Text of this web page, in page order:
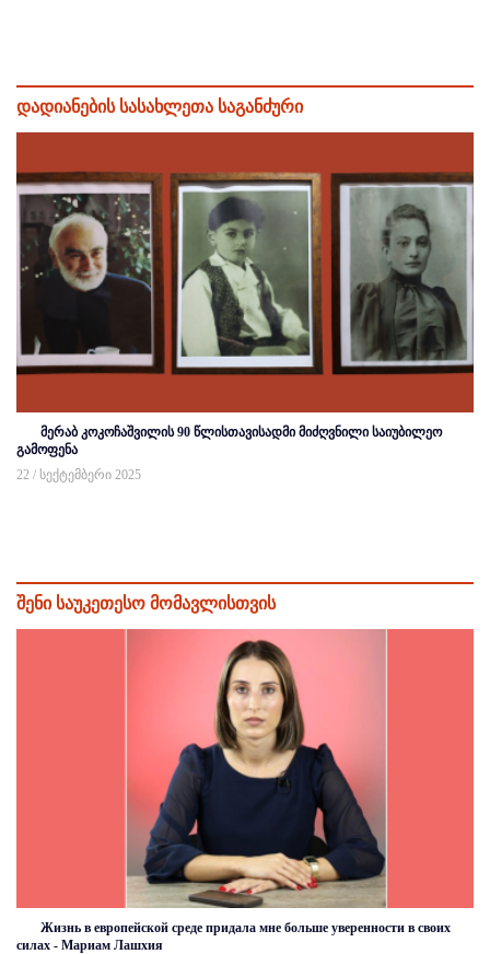
დადიანების სასახლეთა საგანძური
მერაბ კოკოჩაშვილის 90 წლისთავისადმი მიძღვნილი საიუბილეო
გამოფენა
22 / სექტემბერი 2025
შენი საუკეთესო მომავლისთვის
Жизнь в европейской среде придала мне больше уверенности в своих
силах - Мариам Лашхия